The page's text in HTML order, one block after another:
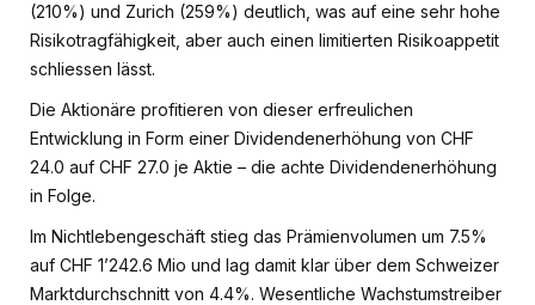
(210%) und Zurich (259%) deutlich, was auf eine sehr hohe
Risikotragfähigkeit, aber auch einen limitierten Risikoappetit
schliessen lässt.
Die Aktionäre profitieren von dieser erfreulichen
Entwicklung in Form einer Dividendenerhöhung von CHF
24.0 auf CHF 27.0 je Aktie – die achte Dividendenerhöhung
in Folge.
Im Nichtlebengeschäft stieg das Prämienvolumen um 7.5%
auf CHF 1’242.6 Mio und lag damit klar über dem Schweizer
Marktdurchschnitt von 4.4%. Wesentliche Wachstumstreiber